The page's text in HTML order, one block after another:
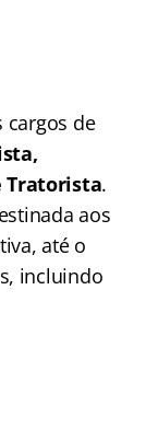
cargos de
Tratorista.
aos
até o
incluindo